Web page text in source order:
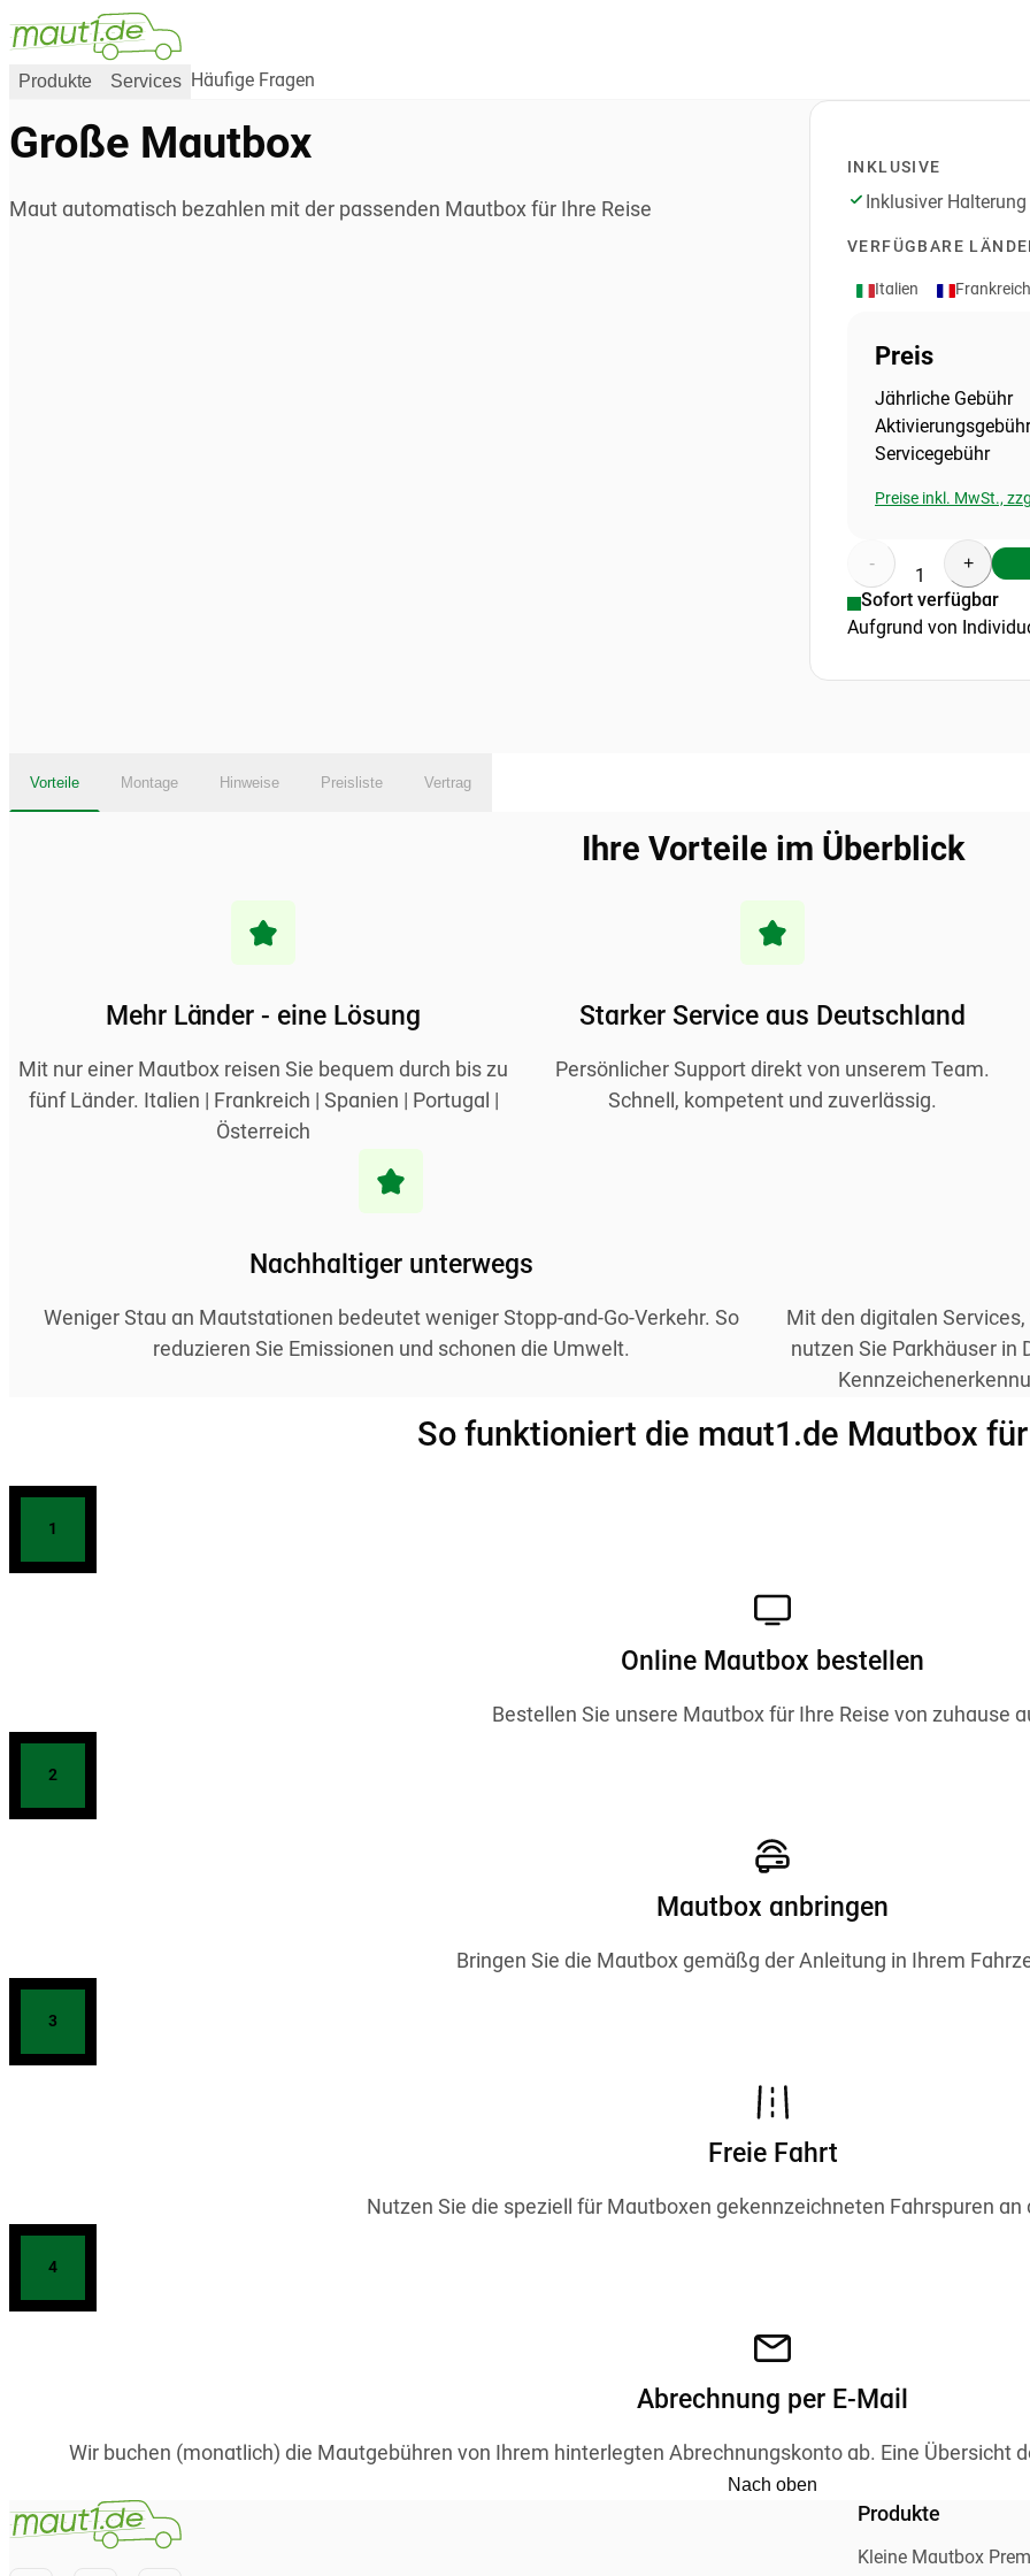
Produkte Services Häufige Fragen
Große Mautbox
Maut automatisch bezahlen mit der passenden Mautbox für Ihre Reise
INKLUSIVE
Inklusiver Halterung
VERFÜGBARE
Italien Frankreich
Preis
Jährliche Gebühr
Aktivierungsgebühr
Servicegebühr
Preise inkl. MwSt.,
-
1
+
Sofort verfügbar
Aufgrund von
Vorteile Montage Hinweise Preisliste Vertrag
Ihre Vorteile im Überblick
Mehr Länder - eine Lösung
Mit nur einer Mautbox reisen Sie bequem durch bis zu
fünf Länder. Italien | Frankreich | Spanien | Portugal |
Österreich
Starker Service aus Deutschland
Persönlicher Support direkt von unserem Team.
Schnell, kompetent und zuverlässig.
Nachhaltiger unterwegs
Weniger Stau an Mautstationen bedeutet weniger Stopp-and-Go-Verkehr. So
reduzieren Sie Emissionen und schonen die Umwelt.
Mit den digitalen
nutzen Sie Parkhäuser in
So funktioniert die maut1.de Mautbox
1
Online Mautbox bestellen
Bestellen Sie unsere Mautbox für Ihre Reise von zuhause
2
Mautbox anbringen
Bringen Sie die Mautbox gemäßg der Anleitung in Ihrem
3
Freie Fahrt
Nutzen Sie die speziell für Mautboxen gekennzeichneten Fahrspuren
4
Abrechnung per E-Mail
Wir buchen (monatlich) die Mautgebühren von Ihrem hinterlegten Abrechnungskonto ab. Eine Übersicht
Nach oben
Produkte
Kleine Mautbox